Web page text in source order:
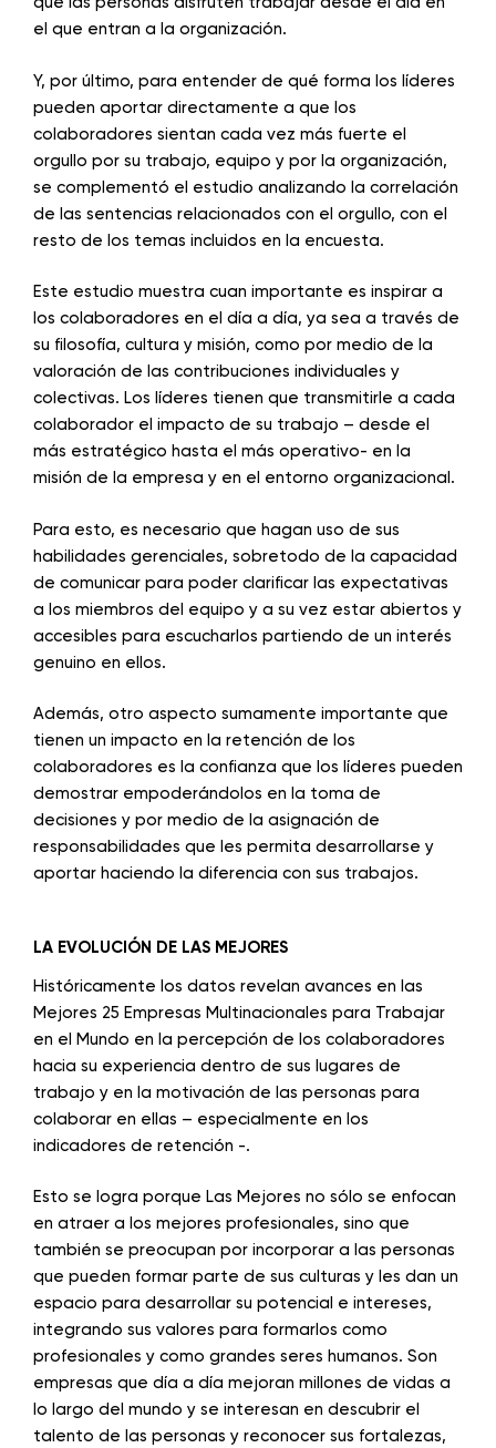
el que entran a la organización.
Y, por último, para entender de qué forma los líderes
pueden aportar directamente a que los
colaboradores sientan cada vez más fuerte el
orgullo por su trabajo, equipo y por la organización,
se complementó el estudio analizando la correlación
de las sentencias relacionados con el orgullo, con el
resto de los temas incluidos en la encuesta.
Este estudio muestra cuan importante es inspirar a
los colaboradores en el día a día, ya sea a través de
su filosofía, cultura y misión, como por medio de la
valoración de las contribuciones individuales y
colectivas. Los líderes tienen que transmitirle a cada
colaborador el impacto de su trabajo – desde el
más estratégico hasta el más operativo- en la
misión de la empresa y en el entorno organizacional.
Para esto, es necesario que hagan uso de sus
habilidades gerenciales, sobretodo de la capacidad
de comunicar para poder clarificar las expectativas
a los miembros del equipo y a su vez estar abiertos y
accesibles para escucharlos partiendo de un interés
genuino en ellos.
Además, otro aspecto sumamente importante que
tienen un impacto en la retención de los
colaboradores es la confianza que los líderes pueden
demostrar empoderándolos en la toma de
decisiones y por medio de la asignación de
responsabilidades que les permita desarrollarse y
aportar haciendo la diferencia con sus trabajos.
LA EVOLUCIÓN DE LAS MEJORES
Históricamente los datos revelan avances en las
Mejores 25 Empresas Multinacionales para Trabajar
en el Mundo en la percepción de los colaboradores
hacia su experiencia dentro de sus lugares de
trabajo y en la motivación de las personas para
colaborar en ellas – especialmente en los
indicadores de retención -.
Esto se logra porque Las Mejores no sólo se enfocan
en atraer a los mejores profesionales, sino que
también se preocupan por incorporar a las personas
que pueden formar parte de sus culturas y les dan un
espacio para desarrollar su potencial e intereses,
integrando sus valores para formarlos como
profesionales y como grandes seres humanos. Son
empresas que día a día mejoran millones de vidas a
lo largo del mundo y se interesan en descubrir el
talento de las personas y reconocer sus fortalezas,